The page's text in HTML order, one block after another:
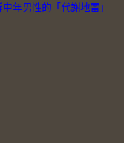
年男性的「代謝地雷」